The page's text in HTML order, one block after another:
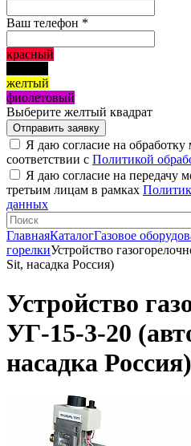
Ваш телефон *
красный
желтый
фиолетовый
Выберите желтый квадрат
Я даю согласие на
соответствии с Политикой
Я даю согласие на передачу
третьим лицам в рамках
данных
ГлавнаяКаталогГазовое
горелкиУстройство
Sit, насадка Россия)
Устройство
УГ-15-3-20
насадка Россия)